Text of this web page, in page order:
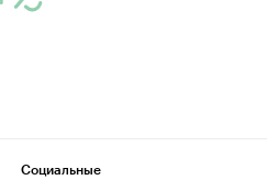
Социальные